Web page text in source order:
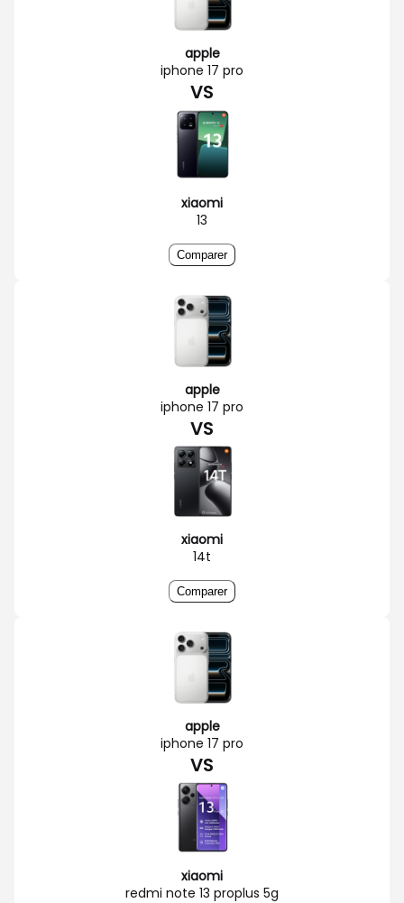
apple
iphone 17 pro
VS
xiaomi
13
Comparer
apple
iphone 17 pro
VS
xiaomi
14t
Comparer
apple
iphone 17 pro
VS
xiaomi
redmi note 13 proplus 5g